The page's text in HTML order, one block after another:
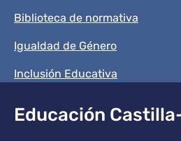
Biblioteca de normativa
Igualdad de Género
Inclusión Educativa
Educación